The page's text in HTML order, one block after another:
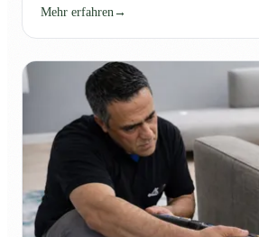
Mehr erfahren →